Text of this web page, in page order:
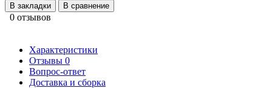
В закладки
В сравнение
0 отзывов
Характеристики
Отзывы 0
Вопрос-ответ
Доставка и сборка